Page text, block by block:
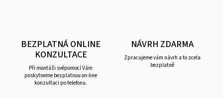
BEZPLATNÁ ONLINE
KONZULTACE
Při montáži svépomocí Vám
poskytneme bezplatnou on-line
konzultaci po telefonu.
NÁVRH ZDARMA
Zpracujeme vám návrh a to zcela
bezplatně